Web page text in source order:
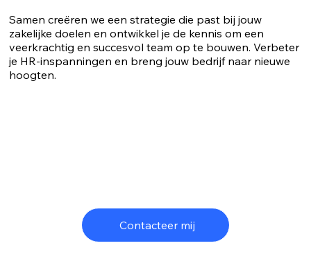
Samen creëren we een strategie die past bij jouw
zakelijke doelen en ontwikkel je de kennis om een
veerkrachtig en succesvol team op te bouwen. Verbeter
je HR-inspanningen en breng jouw bedrijf naar nieuwe
hoogten.
Contacteer mij